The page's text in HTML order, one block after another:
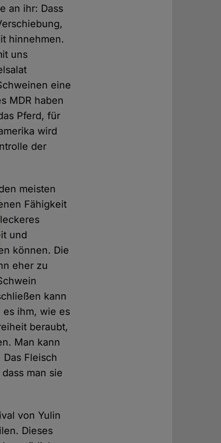
an ihr: Dass
hinnehmen.
uns
eine
MDR haben
Pferd, für
wird
der
meisten
Fähigkeit
und
können. Die
eher zu
kann
ihm, wie es
beraubt,
Man kann
Fleisch
man sie
von Yulin
Dieses